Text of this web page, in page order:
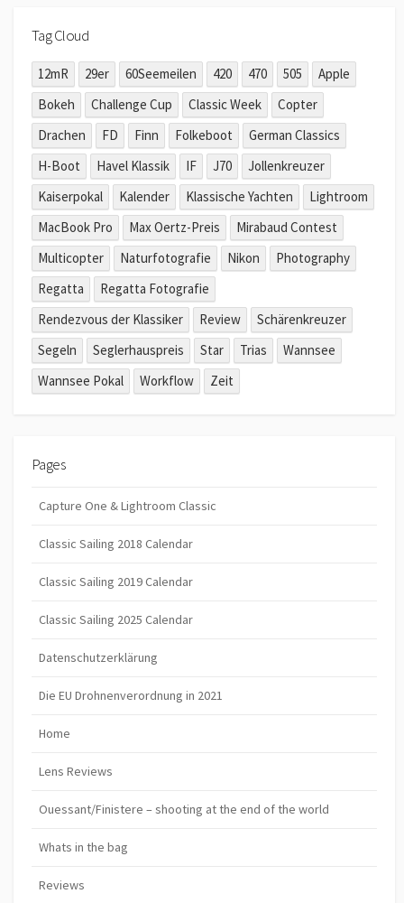
Tag Cloud
12mR 29er 60Seemeilen 420 470 505
Apple
Bokeh
Challenge Cup Classic Week
Copter
Drachen
FD Finn Folkeboot
German Classics
H-Boot
Havel Klassik IF J70
Jollenkreuzer
Kaiserpokal
Kalender Klassische Yachten
Lightroom
MacBook Pro
Max Oertz-Preis
Mirabaud Contest
Multicopter
Naturfotografie Nikon
Photography
Regatta
Regatta Fotografie
Rendezvous der Klassiker
Review
Schärenkreuzer
Segeln
Seglerhauspreis Star Trias
Wannsee
Wannsee Pokal
Workflow Zeit
Pages
Capture One & Lightroom Classic
Classic Sailing 2018 Calendar
Classic Sailing 2019 Calendar
Classic Sailing 2025 Calendar
Datenschutzerklärung
Die EU Drohnenverordnung in 2021
Home
Lens Reviews
Ouessant/Finistere – shooting at the end of the world
Whats in the bag
Reviews